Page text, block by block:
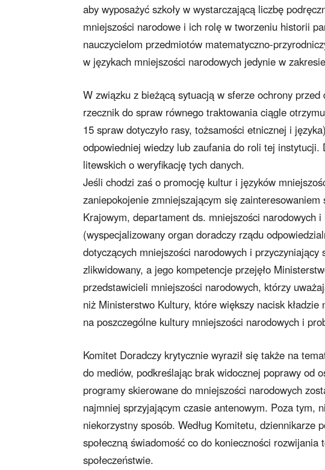
aby wyposażyć szkoły w wystarczającą liczbę
mniejszości narodowe i ich rolę w tworzeniu historii
nauczycielom przedmiotów matematyczno-
w językach mniejszości narodowych jedynie w
W związku z bieżącą sytuacją w sferze ochrony
rzecznik do spraw równego traktowania ciągle
15 spraw dotyczyło rasy, tożsamości etnicznej i
odpowiedniej wiedzy lub zaufania do roli tej instytucji.
litewskich o weryfikację tych danych.
Jeśli chodzi zaś o promocję kultur i języków
zaniepokojenie zmniejszającym się
Krajowym, departament ds. mniejszości narodowych
(wyspecjalizowany organ doradczy rządu
dotyczących mniejszości narodowych i
zlikwidowany, a jego kompetencje przejęło
przedstawicieli mniejszości narodowych, którzy
niż Ministerstwo Kultury, które większy nacisk
na poszczególne kultury mniejszości narodowych i
Komitet Doradczy krytycznie wyraził się także na
do mediów, podkreślając brak widocznej poprawy od
programy skierowane do mniejszości narodowych
najmniej sprzyjającym czasie antenowym. Poza tym,
niekorzystny sposób. Według Komitetu, dziennikarze
społeczną świadomość co do konieczności
społeczeństwie.